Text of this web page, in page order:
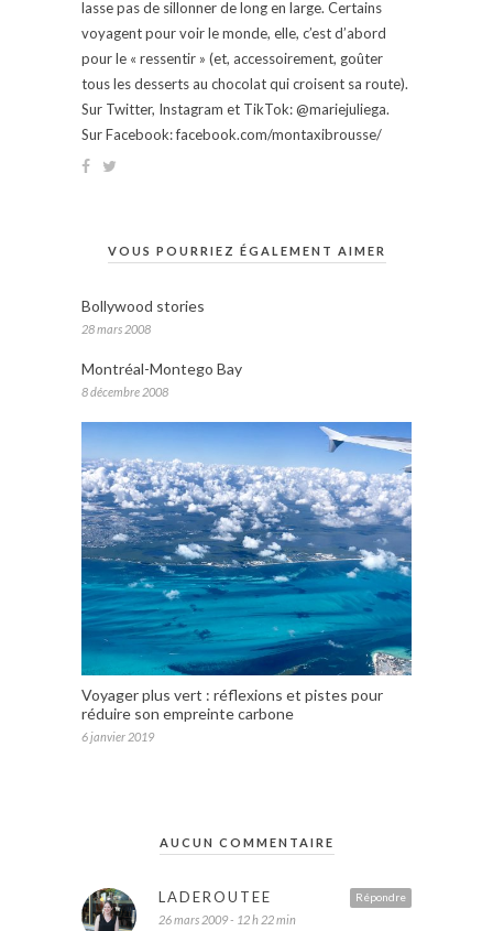
lasse pas de sillonner de long en large. Certains
voyagent pour voir le monde, elle, c’est d’abord
pour le « ressentir » (et, accessoirement, goûter
tous les desserts au chocolat qui croisent sa route).
Sur Twitter, Instagram et TikTok: @mariejuliega.
Sur Facebook: facebook.com/montaxibrousse/
VOUS POURRIEZ ÉGALEMENT AIMER
Bollywood stories
28 mars 2008
Montréal-Montego Bay
8 décembre 2008
Voyager plus vert : réflexions et pistes pour
réduire son empreinte carbone
6 janvier 2019
AUCUN COMMENTAIRE
Répondre
LADEROUTEE
26 mars 2009 - 12 h 22 min